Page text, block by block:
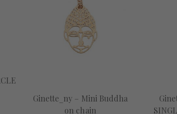
Ginette_ny – Mini Buddha
on chain